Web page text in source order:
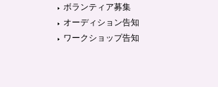
ボランティア募集
オーディション告知
ワークショップ告知